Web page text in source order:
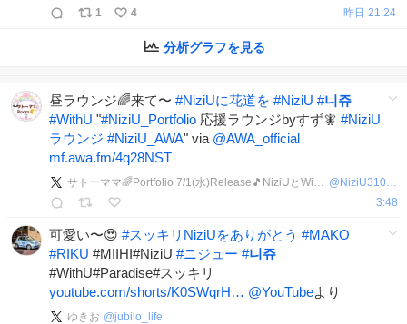
1
4 昨日 21:24
分析グラフを見る
昼ラウンジ🌈来て〜 #NiziUに花道を #NiziU #니쥬
#WithU "#NiziU_Portfolio 応援ラウンジbyすず🧚 #NiziU
ラウンジ #NiziU_AWA" via @AWA_official
mf.awa.fm/4q28NST
サトーママ🌈Portfolio 7/1(水)Release🎵NiziUとWithU一緒に世界へ @ NiziU310mama
3:48
可愛い〜😍 #スッキリNiziUをありがとう #MAKO
#RIKU #MIIHI#NiziU #ニジュー #니쥬
#WithU#Paradise#スッキリ
youtube.com/shorts/K0SWqrH… @YouTubeより
ゆきお @jubilo_life